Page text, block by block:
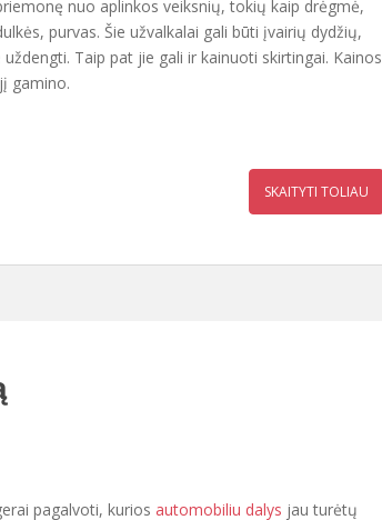
nuo aplinkos veiksnių, tokių kaip drėgmė,
purvas. Šie užvalkalai gali būti įvairių dydžių,
Taip pat jie gali ir kainuoti skirtingai. Kainos
gamino.
SKAITYTI TOLIAU
pagalvoti, kurios automobiliu dalys jau turėtų